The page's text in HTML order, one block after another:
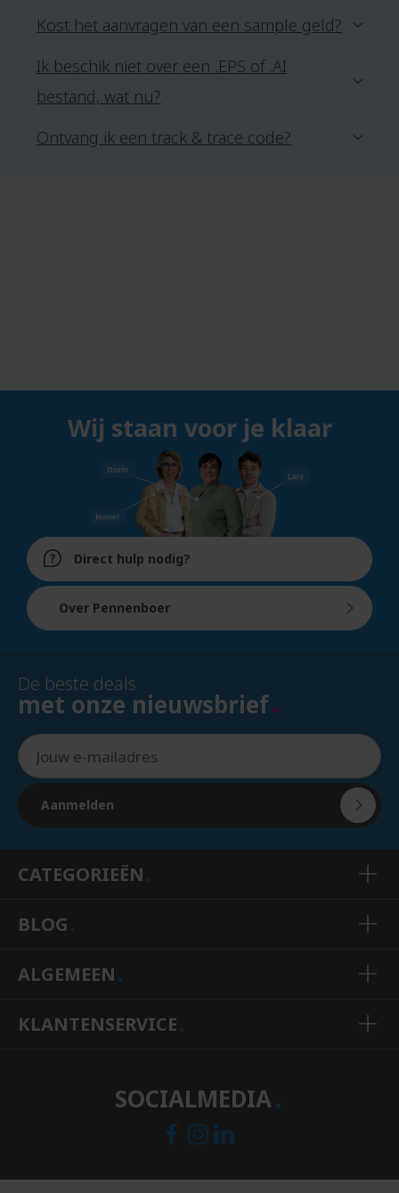
Kost het aanvragen van een sample geld?
Ik beschik niet over een .EPS of .AI
bestand, wat nu?
Ontvang ik een track & trace code?
Wij staan voor je klaar
Direct hulp nodig?
Over Pennenboer
De beste deals
met onze nieuwsbrief
Aanmelden
CATEGORIEËN
BLOG
ALGEMEEN
KLANTENSERVICE
SOCIALMEDIA